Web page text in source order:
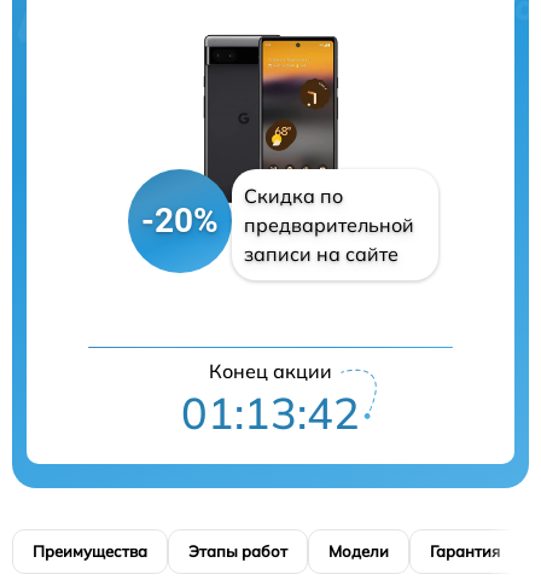
-20%
Скидка по
предварительной
записи на сайте
Конец акции
01:13:41
Преимущества Этапы работ Модели Гарантия